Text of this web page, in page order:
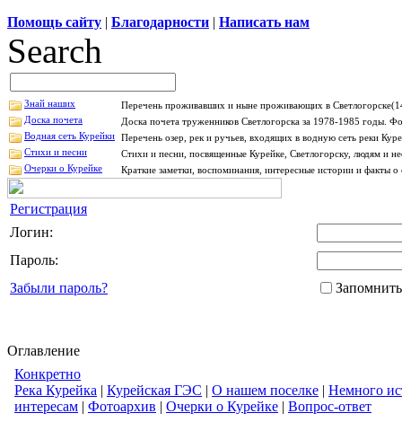
Помощь сайту | Благодарности | Написать нам
Search
Знай наших
Перечень проживавших и ныне проживающих в
Доска почета
Доска почета труженников Светлогорска за 1978-1985 годы.
Водная сеть Курейки Перечень озер, рек и ручьев, входящих в водную сеть реки
Стихи и песни
Стихи и песни, посвященные Курейке, Светлогорску, людям и
Очерки о Курейке
Краткие заметки, воспоминания, интересные истории и факты
Регистрация
Логин:
Пароль:
Забыли пароль?
Оглавление
Конкретно
Река Курейка | Курейская ГЭС | О нашем поселке | Немного
интересам | Фотоархив | Очерки о Курейке | Вопрос-ответ